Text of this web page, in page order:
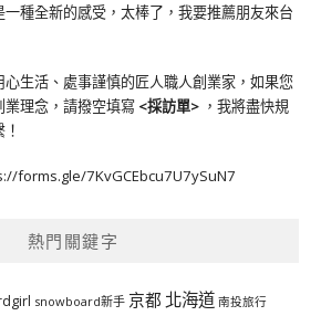
種全新的感受，太棒了，我要推薦朋友來台
生活、處事謹慎的匠人職人創業家，如果您
理念，請撥空填寫 <採訪單> ，我將盡快規
forms.gle/7KvGCEbcu7U7ySuN7
熱門關鍵字
snowboard新手 京都 北海道 南投旅行